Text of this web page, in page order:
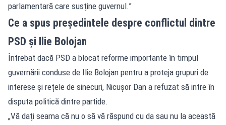
parlamentară care susține guvernul.”
Ce a spus președintele despre conflictul dintre
PSD și Ilie Bolojan
Întrebat dacă PSD a blocat reforme importante în timpul
guvernării conduse de Ilie Bolojan pentru a proteja grupuri de
interese și rețele de sinecuri, Nicușor Dan a refuzat să intre în
disputa politică dintre partide.
„Vă dați seama că nu o să vă răspund cu da sau nu la această